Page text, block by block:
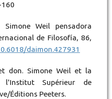
Simone Weil pensadora
de Filosofía, 86,
daimon.427931
don. Simone Weil et la
l'Institut Supérieur de
Éditions Peeters.